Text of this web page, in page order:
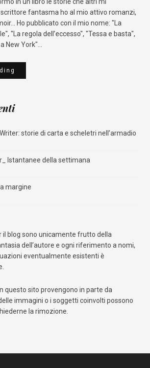
in un libro le storie che altri mi
fantasma ho al mio attivo romanzi,
Ho pubblicato con il mio nome: "La
"La regola dell’eccesso", "Tessa e basta",
New York"...
storie di carta e scheletri nell’armadio
Istantanee della settimana
margine
il blog sono unicamente frutto della
dell’autore e ogni riferimento a nomi,
eventualmente esistenti è
questo sito provengono in parte da
immagini o i soggetti coinvolti possono
la rimozione.